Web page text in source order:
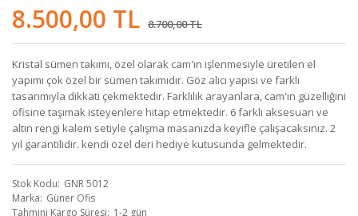
8.500,00 TL 8.700,00 TL
Kristal sümen takımı, özel olarak cam'ın işlenmesiyle üretilen el
yapımı çok özel bir sümen takımıdır. Göz alıcı yapısı ve farklı
tasarımıyla dikkati çekmektedir. Farklılık arayanlara, cam'ın güzelliğini
ofisine taşımak isteyenlere hitap etmektedir. 6 farklı aksesuarı ve
altın rengi kalem setiyle çalışma masanızda keyifle çalışacaksınız. 2
yıl garantilidir. kendi özel deri hediye kutusunda gelmektedir.
Stok Kodu GNR 5012
Marka Güner Ofis
Tahmini Kargo Süresi 1-2 gün